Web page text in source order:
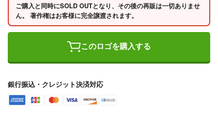
ご購入と同時にSOLD OUTとなり、その後の再販は一切ありませ
ん。 著作権はお客様に完全譲渡されます。
このロゴを購入する
銀行振込・クレジット決済対応